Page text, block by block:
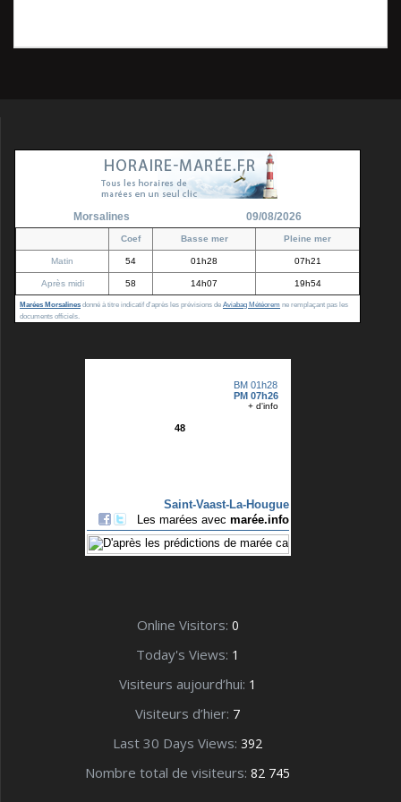
Morsalines 09/08/2026
Coef Basse mer Pleine mer
Matin 54 01h28 07h21
Après midi 58 14h07 19h54
Marées Morsalines donné à titre indicatif d'après les prévisions de Aviabag Météorem ne remplaçant pas les
documents officiels.
Online Visitors: 0
Today's Views: 1
Visiteurs aujourd’hui: 1
Visiteurs d’hier: 7
Last 30 Days Views: 392
Nombre total de visiteurs: 82 745